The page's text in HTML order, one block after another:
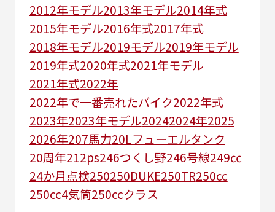
2012年モデル2013年モデル2014年式
2015年モデル2016年式2017年式
2018年モデル2019モデル2019年モデル
2019年式2020年式2021年モデル
2021年式2022年
2022年で一番売れたバイク2022年式
2023年2023年モデル20242024年2025
2026年207馬力20Lフューエルタンク
20周年212ps246つくし野246号線249㏄
24か月点検250250DUKE250TR250cc
250cc4気筒250ccクラス